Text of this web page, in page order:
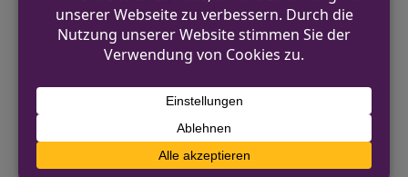
Einbeziehung der lokalen Bevölkerung
essenziell für die Akzeptanz. Intensive
Kommunikationsmaßnahmen und der
sind zentrale Bestandteile
).